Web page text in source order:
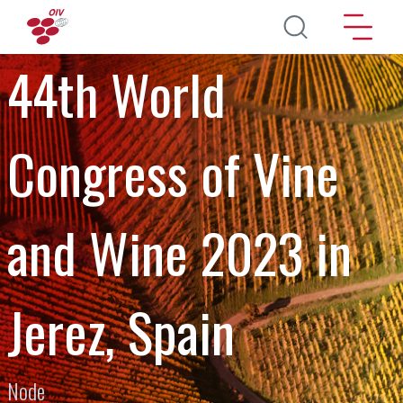
Aller au contenu principal
44th World
Congress of Vine
and Wine 2023 in
Jerez, Spain
Node